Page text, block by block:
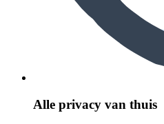
Alle privacy van thuis